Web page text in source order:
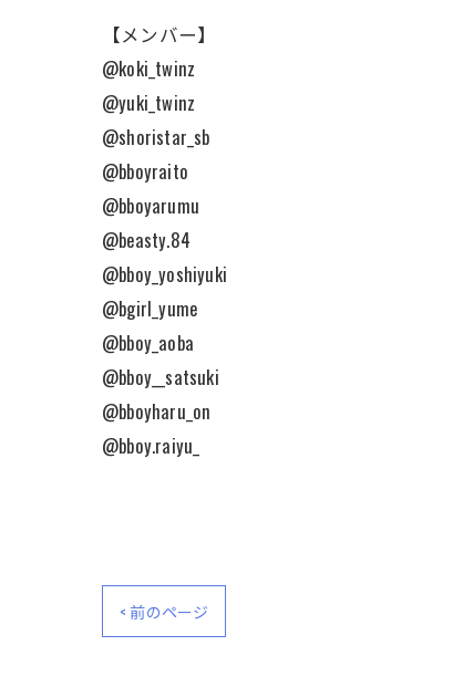
【メンバー】
@koki_twinz
@yuki_twinz
@shoristar_sb
@bboyraito
@bboyarumu
@beasty.84
@bboy_yoshiyuki
@bgirl_yume
@bboy_aoba
@bboy__satsuki
@bboyharu_on
@bboy.raiyu_
< 前のページ